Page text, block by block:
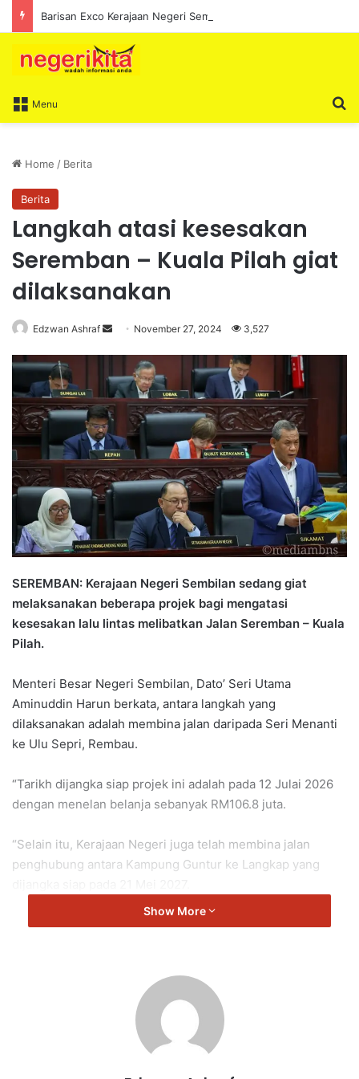
Menu
Home / Berita
Berita
Langkah atasi kesesakan
Seremban – Kuala Pilah giat
dilaksanakan
Edzwan Ashraf
d
a
e
m
a
November 27, 2024 3,527
SEREMBAN: Kerajaan Negeri Sembilan sedang giat
melaksanakan beberapa projek bagi mengatasi
kesesakan lalu lintas melibatkan Jalan Seremban – Kuala
Pilah.
Menteri Besar Negeri Sembilan, Dato’ Seri Utama
Aminuddin Harun berkata, antara langkah yang
dilaksanakan adalah membina jalan daripada Seri Menanti
ke Ulu Sepri, Rembau.
“Tarikh dijangka siap projek ini adalah pada 12 Julai 2026
dengan menelan belanja sebanyak RM106.8 juta.
“Selain itu, Kerajaan Negeri juga telah membina jalan
penghubung antara Kampung Guntur ke Langkap yang
“Kedua-dua projek ini sedang giat dilaksanakan walaupun
Dijangka kerja-kerja fizikal bagi kedua-dua projek ini dapat
dilaksanakan sebaik sahaja proses pengambilan tanah dan
EIA selesai,” kata Aminuddin.
Show More